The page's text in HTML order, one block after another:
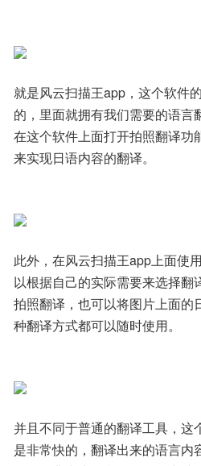
就是风云扫描王app，这个软件
的，里面就拥有我们需要的语言
在这个软件上面打开拍照翻译功
来实现日语内容的翻译。
此外，在风云扫描王app上面使
以根据自己的实际需要来选择翻
拍照翻译，也可以将图片上面的
种翻译方式都可以随时使用。
并且不同于普通的翻译工具，这
是非常快的，翻译出来的语言内